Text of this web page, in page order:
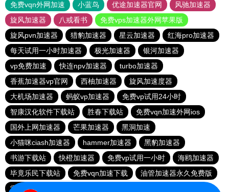
免费vqn外网加速
小蓝鸟 优途加速器官网
风驰加速器
旋风加速器
八戒看书
免费vps加速器外网苹果版
旋风pvn加速器
猎豹加速器 星云加速器
红海pro加速器
每天试用一小时加速器
极光加速器
银河加速器
vp免费加速
快连npv加速器
turbo加速器
香蕉加速器vp官网
西柚加速器
旋风加速度器
大机场加速器
蚂蚁vp加速器
免费vp试用24小时
智康汉化软件下载站
胜春下载站
免费vqn加速外网ios
国外上网加速器
芒果加速器
黑洞加速
小猫咪ciash加速器
hammer加速器
黑豹加速器
书游下载站
快橙加速器 免费vp试用一小时
海鸥加速器
毕竟乐民下载站
免费vqn加速下载
油管加速器永久免费版
雷霆加速免费永久